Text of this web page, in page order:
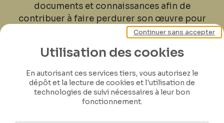
documents et connaissances afin de
contribuer à faire perdurer son œuvre pour
les générations futures.
Je contribue
Utilisation des cookies
En autorisant ces services tiers, vous autorisez le
dépôt et la lecture de cookies et l'utilisation de
technologies de suivi nécessaires à leur bon
fonctionnement.
Continuer sans accepter